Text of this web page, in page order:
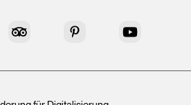
Tripadvisor Pinterest YouTube